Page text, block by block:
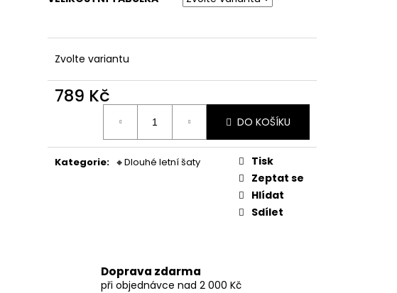
Zvolte variantu
789 Kč
DO KOŠÍKU
Kategorie: 🔸Dlouhé letní šaty
Tisk
Zeptat se
Hlídat
Sdílet
Doprava zdarma
při objednávce nad 2 000 Kč
DÁMSKÉ DVOUDÍLNÉ PRUHOVANÉ